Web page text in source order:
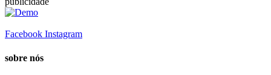
Facebook Instagram
sobre nós